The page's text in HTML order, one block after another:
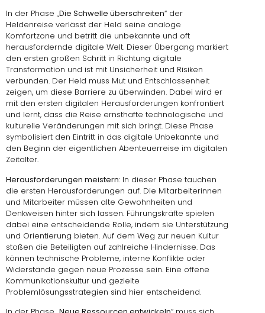
In der Phase „Die Schwelle überschreiten“ der
Heldenreise verlässt der Held seine analoge
Komfortzone und betritt die unbekannte und oft
herausfordernde digitale Welt. Dieser Übergang markiert
den ersten großen Schritt in Richtung digitale
Transformation und ist mit Unsicherheit und Risiken
verbunden. Der Held muss Mut und Entschlossenheit
zeigen, um diese Barriere zu überwinden. Dabei wird er
mit den ersten digitalen Herausforderungen konfrontiert
und lernt, dass die Reise ernsthafte technologische und
kulturelle Veränderungen mit sich bringt. Diese Phase
symbolisiert den Eintritt in das digitale Unbekannte und
den Beginn der eigentlichen Abenteuerreise im digitalen
Zeitalter.
Herausforderungen meistern: In dieser Phase tauchen
die ersten Herausforderungen auf. Die Mitarbeiterinnen
und Mitarbeiter müssen alte Gewohnheiten und
Denkweisen hinter sich lassen. Führungskräfte spielen
dabei eine entscheidende Rolle, indem sie Unterstützung
und Orientierung bieten. Auf dem Weg zur neuen Kultur
stoßen die Beteiligten auf zahlreiche Hindernisse. Das
können technische Probleme, interne Konflikte oder
Widerstände gegen neue Prozesse sein. Eine offene
Kommunikationskultur und gezielte
Problemlösungsstrategien sind hier entscheidend.